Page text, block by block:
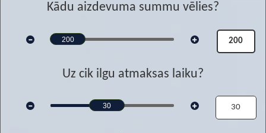
Kādu aizdevuma summu vēlies?
200
Uz cik ilgu atmaksas laiku?
30